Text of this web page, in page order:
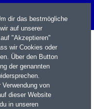
dir das bestmögliche
auf unserer
"Akzeptieren"
wir Cookies oder
Über den Button
der genannten
von
dieser Website
in unseren